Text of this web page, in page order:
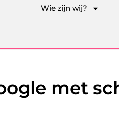
Wie zijn wij?
met